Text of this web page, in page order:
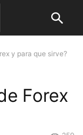
y para que sirve?
Forex